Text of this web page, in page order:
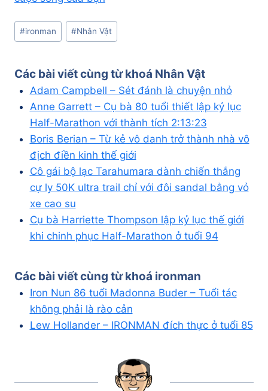
Post
Tags:
#ironman #Nhân Vật
Các bài viết cùng từ khoá Nhân Vật
Adam Campbell – Sét đánh là chuyện nhỏ
Anne Garrett – Cụ bà 80 tuổi thiết lập kỷ lục
Half-Marathon với thành tích 2:13:23
Boris Berian – Từ kẻ vô danh trở thành nhà vô
địch điền kinh thế giới
Cô gái bộ lạc Tarahumara dành chiến thắng
cự ly 50K ultra trail chỉ với đôi sandal bằng vỏ
xe cao su
Cụ bà Harriette Thompson lập kỷ lục thế giới
khi chinh phục Half-Marathon ở tuổi 94
Các bài viết cùng từ khoá ironman
Iron Nun 86 tuổi Madonna Buder – Tuổi tác
không phải là rào cản
Lew Hollander – IRONMAN đích thực ở tuổi 85